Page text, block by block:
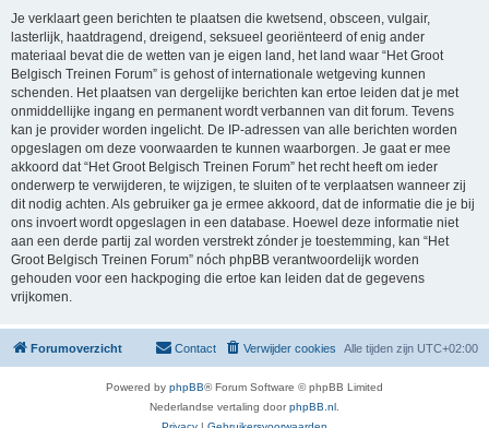
Je verklaart geen berichten te plaatsen die kwetsend, obsceen, vulgair,
lasterlijk, haatdragend, dreigend, seksueel georiënteerd of enig ander
materiaal bevat die de wetten van je eigen land, het land waar “Het Groot
Belgisch Treinen Forum” is gehost of internationale wetgeving kunnen
schenden. Het plaatsen van dergelijke berichten kan ertoe leiden dat je met
onmiddellijke ingang en permanent wordt verbannen van dit forum. Tevens
kan je provider worden ingelicht. De IP-adressen van alle berichten worden
opgeslagen om deze voorwaarden te kunnen waarborgen. Je gaat er mee
akkoord dat “Het Groot Belgisch Treinen Forum” het recht heeft om ieder
onderwerp te verwijderen, te wijzigen, te sluiten of te verplaatsen wanneer zij
dit nodig achten. Als gebruiker ga je ermee akkoord, dat de informatie die je bij
ons invoert wordt opgeslagen in een database. Hoewel deze informatie niet
aan een derde partij zal worden verstrekt zónder je toestemming, kan “Het
Groot Belgisch Treinen Forum” nóch phpBB verantwoordelijk worden
gehouden voor een hackpoging die ertoe kan leiden dat de gegevens
vrijkomen.
Forumoverzicht Alle tijden zijn UTC+02:00
Verwijder cookies
Contact
Powered by phpBB® Forum Software © phpBB Limited
Nederlandse vertaling doorphpBB.nl